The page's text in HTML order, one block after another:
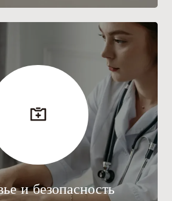
и безопасность